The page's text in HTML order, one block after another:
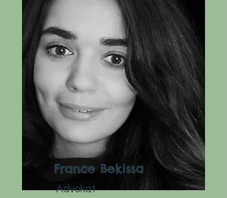
France Bekissa
Advokat